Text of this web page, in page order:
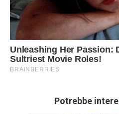
Potrebbe